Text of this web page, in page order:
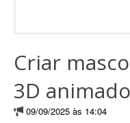
Criar
3D animado
09/09/2025 às 14:04